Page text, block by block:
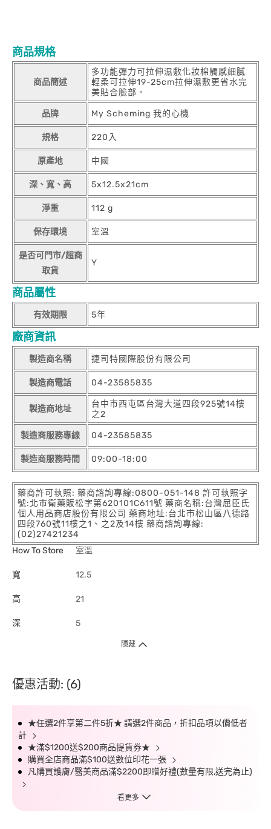
商品規格
商品簡述
多功能彈力可拉伸濕敷化妝棉觸感細膩
輕柔可拉伸19-25cm拉伸濕敷更省水完
美貼合臉部。
品牌 My Scheming 我的心機
規格 220入
原產地 中國
深、寬、高 5x12.5x21cm
淨重 112 g
保存環境 室溫
是否可門市/超商
取貨
Y
商品屬性
有效期限 5年
廠商資訊
製造商名稱 捷司特國際股份有限公司
製造商電話 04-23585835
製造商地址
台中市西屯區台灣大道四段925號14樓
之2
製造商服務專線 04-23585835
製造商服務時間 09:00-18:00
藥商許可執照: 藥商諮詢專線:0800-051-148 許可執照字
號:北市衛藥販松字第620101C611號 藥商名稱:台灣屈臣氏
個人用品商店股份有限公司 藥商地址:台北市松山區八德路
四段760號11樓之1、之2及14樓 藥商諮詢專線:
(02)27421234
How To Store
室溫
寬 12.5
高 21
深 5
隱藏
優惠活動: (6)
★任選2件享第二件5折★ 請選2件商品，折扣品項以價低者
計
★滿$1200送$200商品提貨券★
購買全店商品滿$100送數位印花一張
凡購買護膚/醫美商品滿$2200即贈好禮(數量有限,送完為止)
看更多